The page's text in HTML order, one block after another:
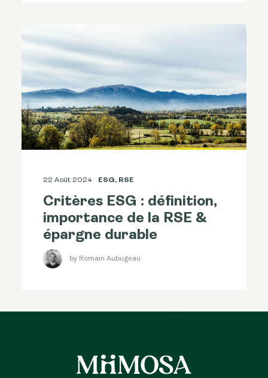
22 Août 2024 ESG, RSE
Critères ESG : définition,
importance de la RSE &
épargne durable
by Romain Aubugeau